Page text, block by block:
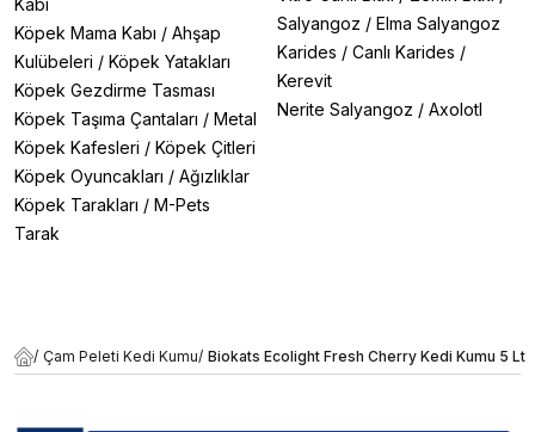
Kabı
Köpek Mama Kabı / Ahşap
Kulübeleri / Köpek Yatakları
Köpek Gezdirme Tasması
Köpek Taşıma Çantaları / Metal
Köpek Kafesleri / Köpek Çitleri
Köpek Oyuncakları / Ağızlıklar
Köpek Tarakları / M-Pets
Tarak
Salyangoz / Elma Salyangoz
Karides / Canlı Karides /
Kerevit
Nerite Salyangoz / Axolotl
/ Çam Peleti Kedi Kumu/ Biokats Ecolight Fresh Cherry Kedi Kumu 5 Lt